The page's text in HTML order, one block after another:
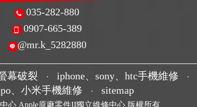
035-282-880
0907-665-389
@mr.k_5282880
幕破裂 · iphone、sony、htc手機維修 ·
、小米手機維修 · sitemap
心 Apple原廠零件II獨立維修中心 版權所有